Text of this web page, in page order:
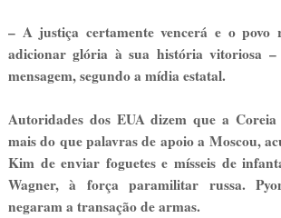
– A justiça certamente vencerá e o povo
adicionar glória à sua história vitoriosa
mensagem, segundo a mídia estatal.
Autoridades dos EUA dizem que a
mais do que palavras de apoio a Moscou,
Kim de enviar foguetes e mísseis de
Wagner, à força paramilitar russa.
negaram a transação de armas.